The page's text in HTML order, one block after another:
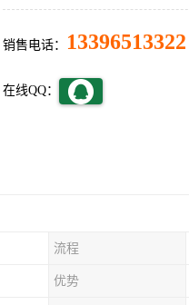
销售电话： 13396513322
在线QQ：
流程
优势